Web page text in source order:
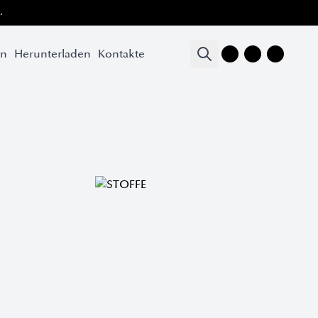
Herunterladen Kontakte
Herunterladen Kontakte